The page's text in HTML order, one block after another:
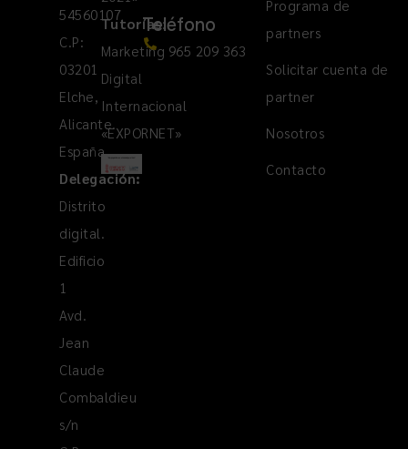
54560107
C.P:
03201
Elche,
Alicante.
España
Delegación:
Distrito
digital.
Edificio
1
Avd.
Jean
Claude
Combaldieu
s/n
Tutorías:
Marketing
Digital
Internacional
«EXPORNET»
Teléfono
965 209 363
Programa de
partners
Solicitar cuenta de
partner
Nosotros
Contacto